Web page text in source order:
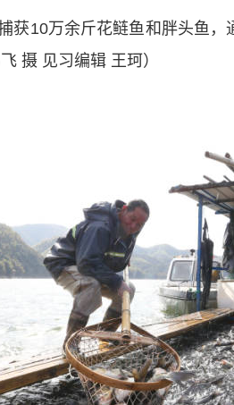
10万余斤花鲢鱼和胖头鱼，
摄 见习编辑 王珂）